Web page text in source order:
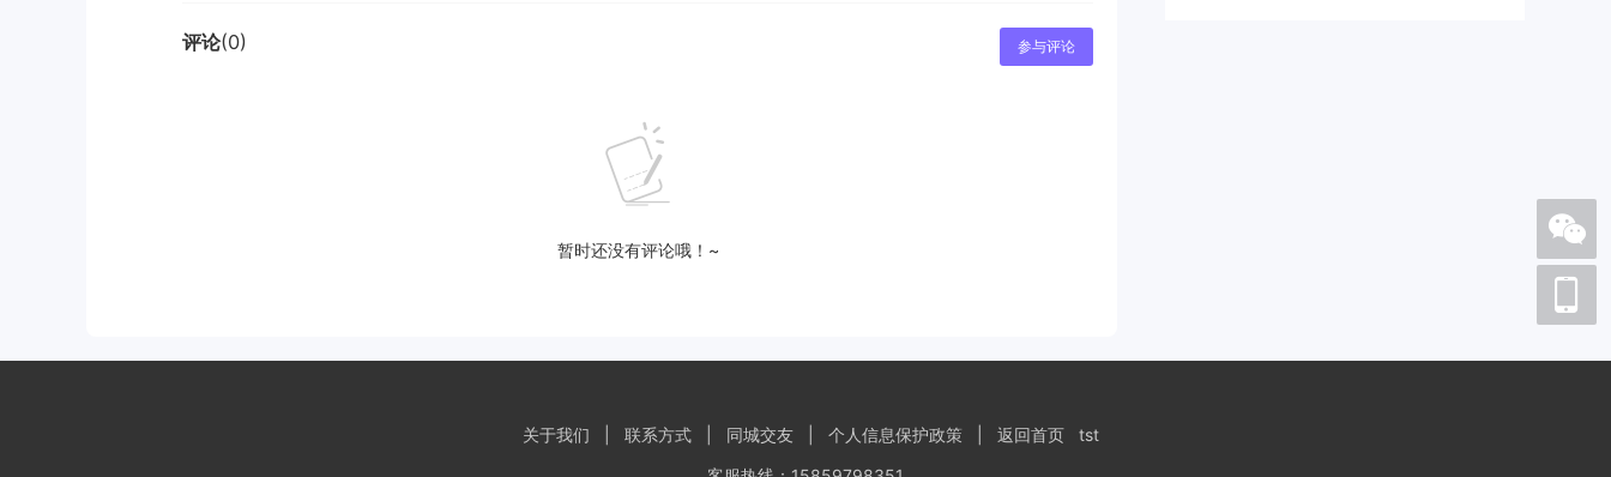
评论(0) 参与评论
暂时还没有评论哦！~
关于我们 联系方式 同城交友 个人信息保护政策 返回首页
tst